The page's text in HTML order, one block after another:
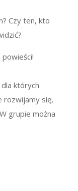
Czy ten, kto
których
rozwijamy się,
grupie można